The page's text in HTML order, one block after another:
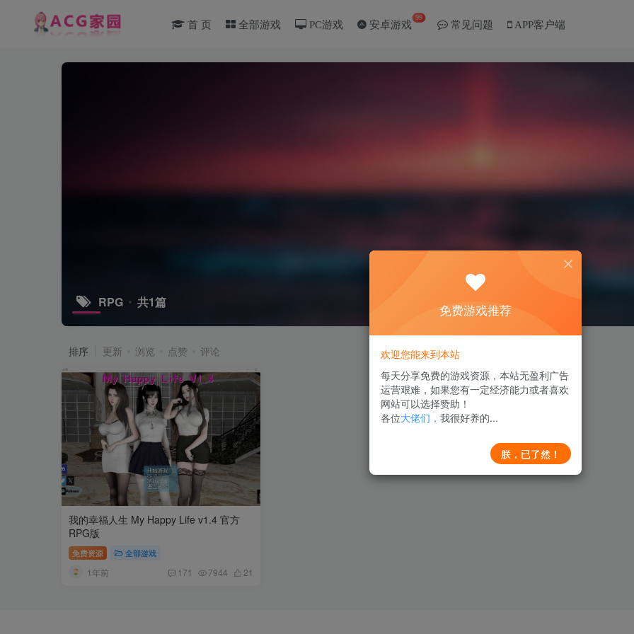
首 页 全部游戏 PC游戏 安卓游戏
99
常见问题 APP客户端
RPG 共1篇
排序 更新 浏览 点赞 评论
我的幸福人生 My Happy Life v1.4 官方
RPG版
免费资源 全部游戏
1年前 171 7944 21
免费游戏推荐
欢迎您能来到本站
每天分享免费的游戏资源，本站无盈利广告
运营艰难，如果您有一定经济能力或者喜欢
网站可以选择赞助！
各位大佬们， 我很好养的...
朕，已了然！